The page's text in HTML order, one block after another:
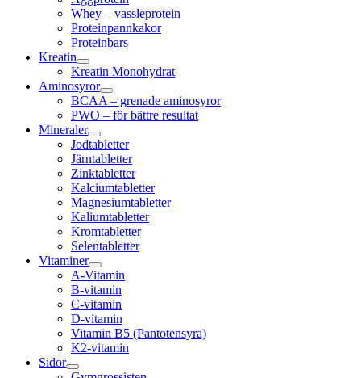
Whey – vassleprotein
Proteinpannkakor
Proteinbars
Kreatin
Kreatin Monohydrat
Aminosyror
BCAA – grenade aminosyror
PWO – för bättre resultat
Mineraler
Jodtabletter
Järntabletter
Zinktabletter
Kalciumtabletter
Magnesiumtabletter
Kaliumtabletter
Kromtabletter
Selentabletter
Vitaminer
A-Vitamin
B-vitamin
C-vitamin
D-vitamin
Vitamin B5 (Pantotensyra)
K2-vitamin
Sidor